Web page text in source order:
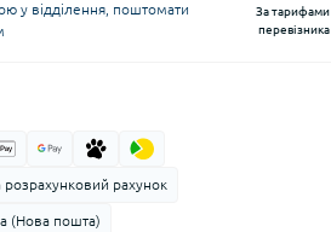
у відділення, поштомати
За тарифами
перевізника
розрахунковий рахунок
(Нова пошта)